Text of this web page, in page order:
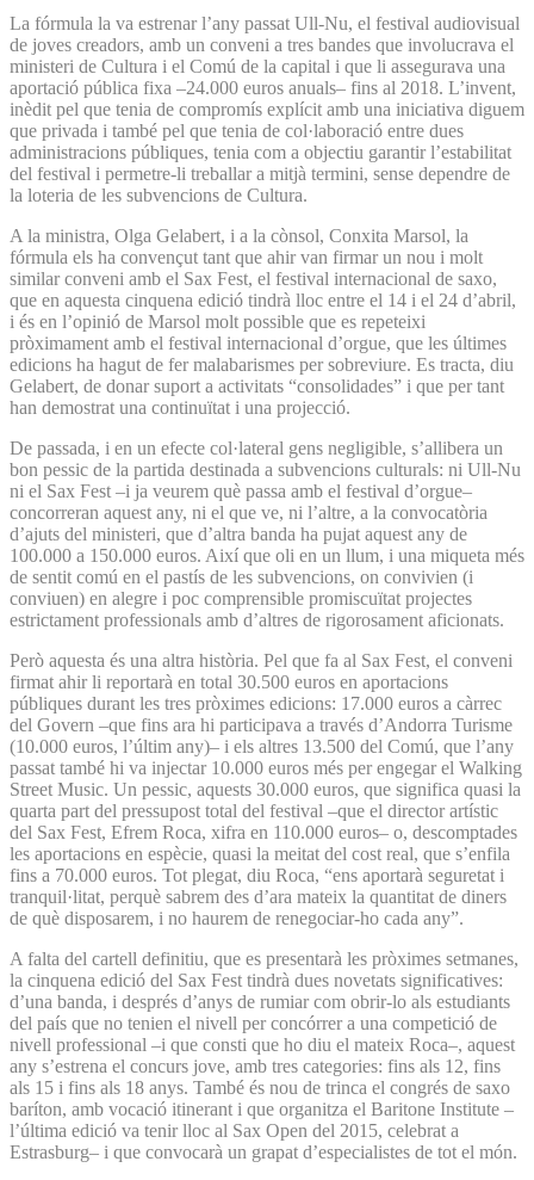
La fórmula la va estrenar l’any passat Ull-Nu, el festival audiovisual
de joves creadors, amb un conveni a tres bandes que involucrava el
ministeri de Cultura i el Comú de la capital i que li assegurava una
aportació pública fixa –24.000 euros anuals– fins al 2018. L’invent,
inèdit pel que tenia de compromís explícit amb una iniciativa diguem
que privada i també pel que tenia de col·laboració entre dues
administracions públiques, tenia com a objectiu garantir l’estabilitat
del festival i permetre-li treballar a mitjà termini, sense dependre de
la loteria de les subvencions de Cultura.
A la ministra, Olga Gelabert, i a la cònsol, Conxita Marsol, la
fórmula els ha convençut tant que ahir van firmar un nou i molt
similar conveni amb el Sax Fest, el festival internacional de saxo,
que en aquesta cinquena edició tindrà lloc entre el 14 i el 24 d’abril,
i és en l’opinió de Marsol molt possible que es repeteixi
pròximament amb el festival internacional d’orgue, que les últimes
edicions ha hagut de fer malabarismes per sobreviure. Es tracta, diu
Gelabert, de donar suport a activitats “consolidades” i que per tant
han demostrat una continuïtat i una projecció.
De passada, i en un efecte col·lateral gens negligible, s’allibera un
bon pessic de la partida destinada a subvencions culturals: ni Ull-Nu
ni el Sax Fest –i ja veurem què passa amb el festival d’orgue–
concorreran aquest any, ni el que ve, ni l’altre, a la convocatòria
d’ajuts del ministeri, que d’altra banda ha pujat aquest any de
100.000 a 150.000 euros. Així que oli en un llum, i una miqueta més
de sentit comú en el pastís de les subvencions, on convivien (i
conviuen) en alegre i poc comprensible promiscuïtat projectes
estrictament professionals amb d’altres de rigorosament aficionats.
Però aquesta és una altra història. Pel que fa al Sax Fest, el conveni
firmat ahir li reportarà en total 30.500 euros en aportacions
públiques durant les tres pròximes edicions: 17.000 euros a càrrec
del Govern –que fins ara hi participava a través d’Andorra Turisme
(10.000 euros, l’últim any)– i els altres 13.500 del Comú, que l’any
passat també hi va injectar 10.000 euros més per engegar el Walking
Street Music. Un pessic, aquests 30.000 euros, que significa quasi la
quarta part del pressupost total del festival –que el director artístic
del Sax Fest, Efrem Roca, xifra en 110.000 euros– o, descomptades
les aportacions en espècie, quasi la meitat del cost real, que s’enfila
fins a 70.000 euros. Tot plegat, diu Roca, “ens aportarà seguretat i
tranquil·litat, perquè sabrem des d’ara mateix la quantitat de diners
de què disposarem, i no haurem de renegociar-ho cada any”.
A falta del cartell definitiu, que es presentarà les pròximes setmanes,
la cinquena edició del Sax Fest tindrà dues novetats significatives:
d’una banda, i després d’anys de rumiar com obrir-lo als estudiants
del país que no tenien el nivell per concórrer a una competició de
nivell professional –i que consti que ho diu el mateix Roca–, aquest
any s’estrena el concurs jove, amb tres categories: fins als 12, fins
als 15 i fins als 18 anys. També és nou de trinca el congrés de saxo
baríton, amb vocació itinerant i que organitza el Baritone Institute –
l’última edició va tenir lloc al Sax Open del 2015, celebrat a
Estrasburg– i que convocarà un grapat d’especialistes de tot el món.